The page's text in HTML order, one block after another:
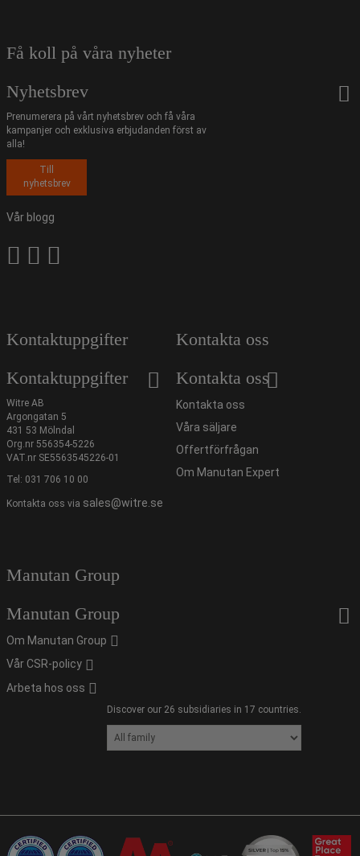
Få koll på våra nyheter
Nyhetsbrev
Prenumerera på vårt nyhetsbrev och få våra
kampanjer och exklusiva erbjudanden först av
alla!
Till
nyhetsbrev
Vår blogg
Kontaktuppgifter
Kontaktuppgifter
Witre AB
Argongatan 5
431 53 Mölndal
Org.nr 556354-5226
VAT.nr SE5563545226-01
Tel: 031 706 10 00
Kontakta oss via sales@witre.se
Kontakta oss
Kontakta oss
Kontakta oss
Våra säljare
Offertförfrågan
Om Manutan Expert
Manutan Group
Manutan Group
Om Manutan Group
Vår CSR-policy
Arbeta hos oss
Discover our 26 subsidiaries in 17 countries.